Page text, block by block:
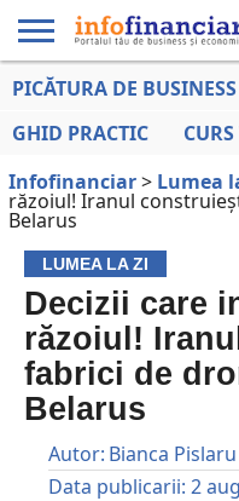
EDUCAȚIE
LA ZI
AFACERILOR
PICĂTURA DE BUSINESS
GHID PRACTIC
Infofinanciar> Lumea
răzoiul! Iranul
Belarus
LUMEA LA ZI
Decizii care
răzoiul!
fabrici de
Belarus
Autor: Bianca Pislaru
Data publicarii: 2